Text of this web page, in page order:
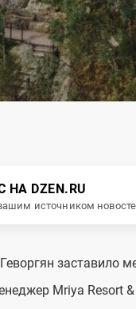
DZEN.RU
источником
заставило
Mriya Resort